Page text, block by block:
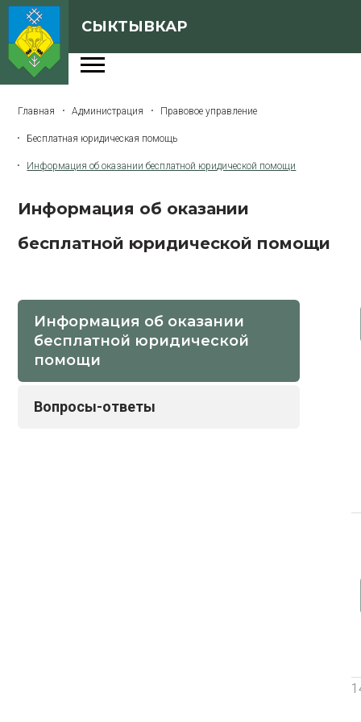
СЫКТЫВКАР
Бюджет города
Архивная версия сайта
Версия для слабовидящих
Главная Администрация Правовое управление
Бесплатная юридическая помощь
Информация об оказании бесплатной юридической помощи
Информация об оказании
бесплатной юридической помощи
Информация об оказании
бесплатной юридической
помощи
Вопросы-ответы